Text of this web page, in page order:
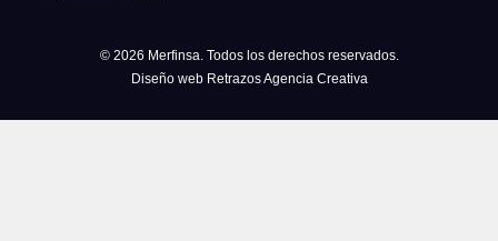
© 2026 Merfinsa. Todos los derechos reservados.
Diseño web Retrazos Agencia Creativa